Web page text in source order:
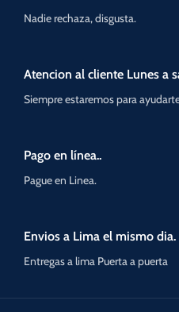
Nadie rechaza, disgusta.
Atencion al cliente Lunes a
Siempre estaremos para
Pago en línea..
Pague en Linea.
Envios a Lima el mismo dia.
Entregas a lima Puerta a puerta